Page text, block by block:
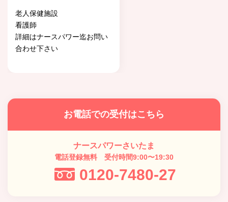
老人保健施設
看護師
詳細はナースパワー迄お問い
合わせ下さい
お電話での受付はこちら
ナースパワーさいたま
電話登録無料 受付時間9:00〜19:30
0120-7480-27